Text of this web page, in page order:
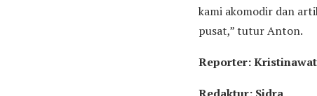
kami akomodir dan
pusat,” tutur Anton.
Reporter:
Redaktur: Sidra